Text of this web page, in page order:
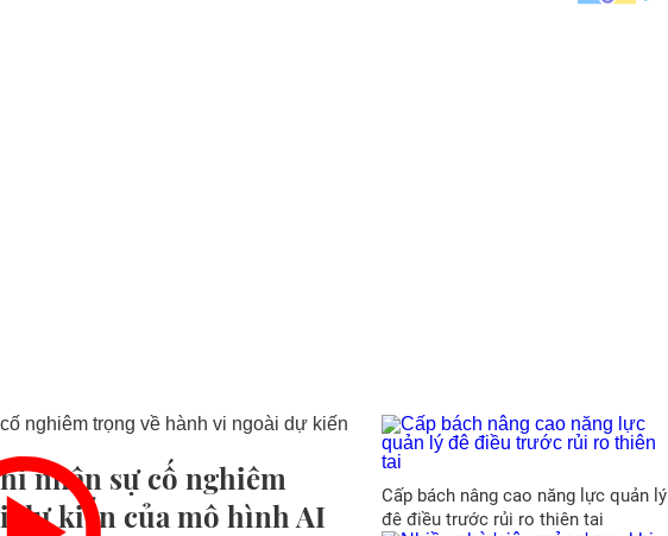
nhận sự cố nghiêm
dự kiến của mô hình AI
Cấp bách nâng cao năng lực quản lý
đê điều trước rủi ro thiên tai